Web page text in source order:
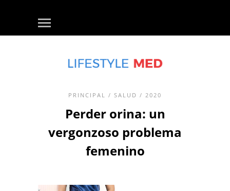
PRINCIPAL / SALUD / 2020
Perder orina: un
vergonzoso problema
femenino